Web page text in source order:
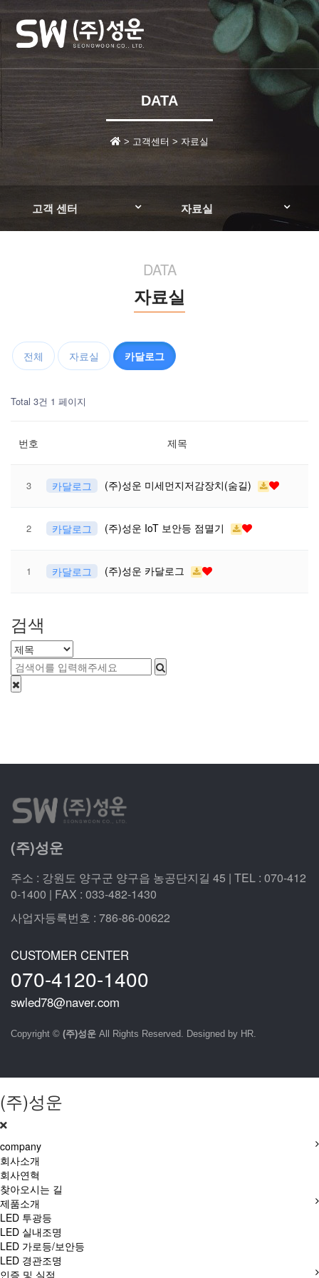
DATA
> 고객센터 > 자료실
고객 센터 자료실
DATA
자료실
전체 자료실 카달로그
Total 3건 1 페이지
번호 제목
3 카달로그 (주)성운 미세먼지저감장치(숨길)
2 카달로그 (주)성운 IoT 보안등 점멸기
1 카달로그 (주)성운 카달로그
검색
(주)성운
주소 : 강원도 양구군 양구읍 농공단지길 45 | TEL : 070-412
0-1400 | FAX : 033-482-1430
사업자등록번호 : 786-86-00622
CUSTOMER CENTER
070-4120-1400
swled78@naver.com
Copyright © (주)성운 All Rights Reserved. Designed by HR.
(주)성운
company
회사소개
회사연혁
찾아오시는 길
제품소개
LED 투광등
LED 실내조명
LED 가로등/보안등
LED 경관조명
인증 및 실적